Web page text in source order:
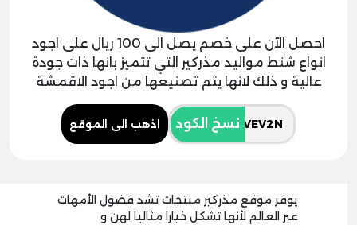
احصل الآن على خصم يصل الى 100 ريال على اجود
انواع شنط مواليد مذركير التي تتميز بانها ذات جودة
عالية و ذلك لانها يتم تصنيعها من اجود الاقمشة
نسخ الكود اذهب الى الموقع
يوفر موقع مذركير منتجات تشد فضول الأمهات
عبر العالم لأنها تشكل خيارا مثاليا لهن و